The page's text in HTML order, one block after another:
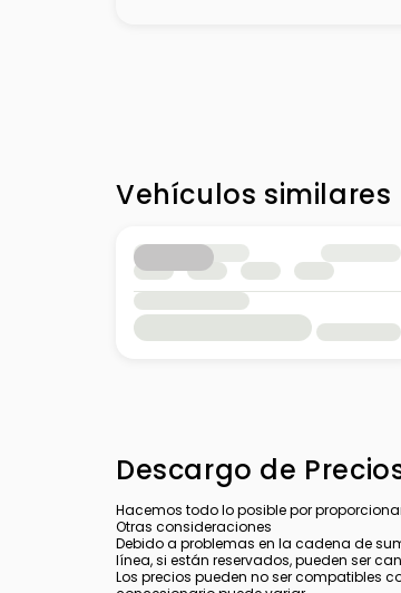
Vehículos similares
Descargo de
Hacemos todo lo posible por
Otras consideraciones
Debido a problemas en la cadena de
línea, si están reservados, pueden ser
Los precios pueden no ser compatibles